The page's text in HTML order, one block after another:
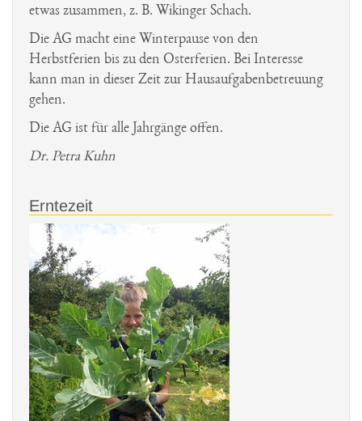
etwas zusammen, z. B. Wikinger Schach.
Die AG macht eine Winterpause von den
Herbstferien bis zu den Osterferien. Bei Interesse
kann man in dieser Zeit zur Hausaufgabenbetreuung
gehen.
Die AG ist für alle Jahrgänge offen.
Dr. Petra Kuhn
Erntezeit
Geschichte
St. Ursula-Archiv
Stellenangebote
Exkursionen
Film
Musik
Politik
Physik
Religion
Spanisch
Sport
Haiti-Kinderhilfe
Onlineradio
Lourdes
MIG
Recife/Brasilien
Engagement
Valentinssingen
Würde
Schulordnung
Schul-Shop
Prävention
Umweltschutz